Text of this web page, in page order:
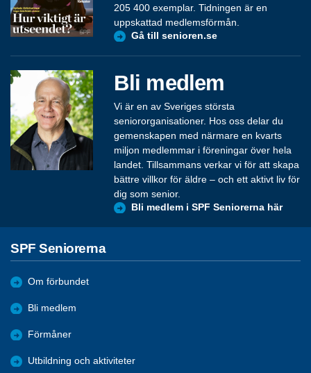
205 400 exemplar. Tidningen är en
uppskattad medlemsförmån.
Gå till senioren.se
Bli medlem
Vi är en av Sveriges största
seniororganisationer. Hos oss delar du
gemenskapen med närmare en kvarts
miljon medlemmar i föreningar över hela
landet. Tillsammans verkar vi för att skapa
bättre villkor för äldre – och ett aktivt liv för
dig som senior.
Bli medlem i SPF Seniorerna här
SPF Seniorerna
Om förbundet
Bli medlem
Förmåner
Utbildning och aktiviteter